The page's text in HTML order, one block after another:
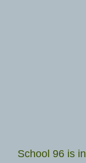
School 96 is